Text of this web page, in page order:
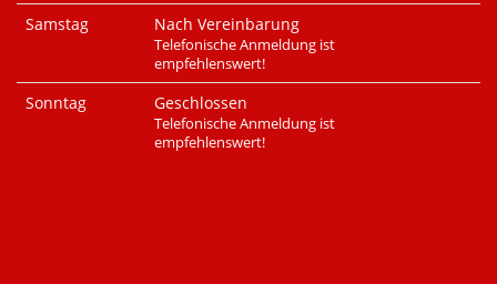
Samstag
Nach Vereinbarung
Telefonische Anmeldung ist
empfehlenswert!
Sonntag Geschlossen
Telefonische Anmeldung ist
empfehlenswert!